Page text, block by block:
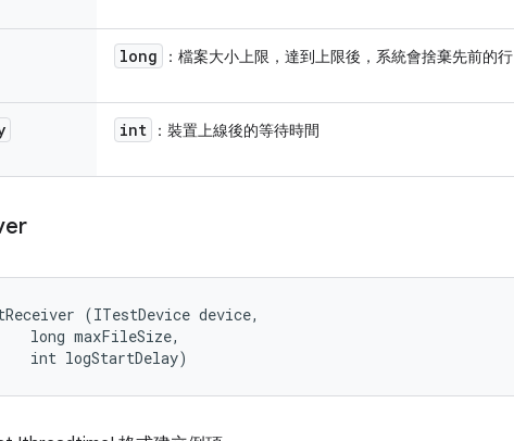
long ：檔案大小上限，達到上限後，系統會捨棄先前的行
int ：裝置上線後的等待時間
(ITestDevice device,
long maxFileSize,
int logStartDelay)